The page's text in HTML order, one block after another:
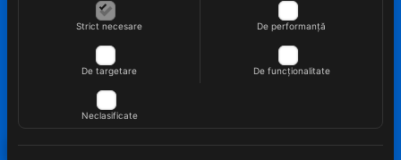
© 2022 - 2026 Roveli.ro. Realizat si configurat
Strict necesare De performanță
De targetare De funcționalitate
Neclasificate